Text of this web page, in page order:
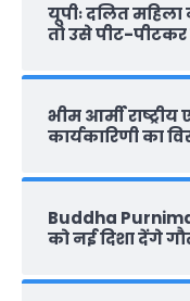
यूपीः दलित
तो उसे पीट-पीटकर
भीम आर्मी राष्‍ट्रीय
कार्यकारिणी का
Buddha
को नई दिशा देंगे